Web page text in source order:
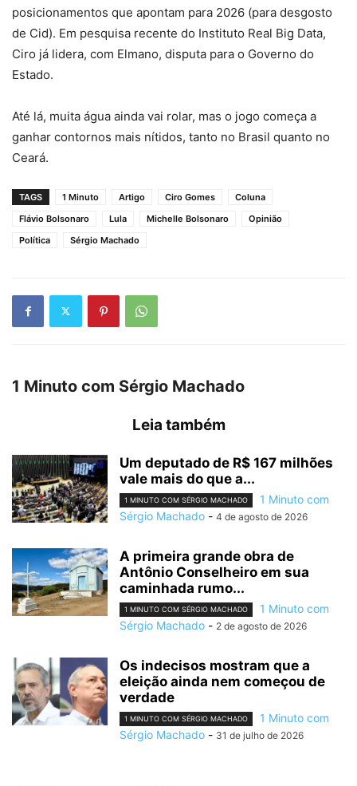
posicionamentos que apontam para 2026 (para desgosto
de Cid). Em pesquisa recente do Instituto Real Big Data,
Ciro já lidera, com Elmano, disputa para o Governo do
Estado.
Até lá, muita água ainda vai rolar, mas o jogo começa a
ganhar contornos mais nítidos, tanto no Brasil quanto no
Ceará.
TAGS 1 Minuto Artigo Ciro Gomes
Coluna
Flávio Bolsonaro
Lula Michelle Bolsonaro
Opinião
Política
Sérgio Machado
1 Minuto com Sérgio Machado
Leia também
Um deputado de R$ 167 milhões
vale mais do que a...
1 MINUTO COM SÉRGIO MACHADO
1 Minuto com
Sérgio Machado - 4 de agosto de 2026
A primeira grande obra de
Antônio Conselheiro em sua
caminhada rumo...
1 MINUTO COM SÉRGIO MACHADO
1 Minuto com
Sérgio Machado - 2 de agosto de 2026
Os indecisos mostram que a
eleição ainda nem começou de
verdade
1 MINUTO COM SÉRGIO MACHADO
1 Minuto com
Sérgio Machado - 31 de julho de 2026